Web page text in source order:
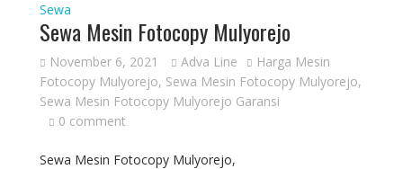
Sewa
Sewa Mesin Fotocopy Mulyorejo
November 6, 2021 Adva Line
Harga Mesin
Fotocopy Mulyorejo, Sewa Mesin Fotocopy Mulyorejo,
Sewa Mesin Fotocopy Mulyorejo Garansi
0 comment
Sewa Mesin Fotocopy Mulyorejo,